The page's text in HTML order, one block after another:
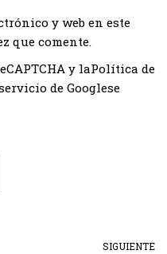
y web en este
que comente.
y laPolítica de
de Googlese
SIGUIENTE